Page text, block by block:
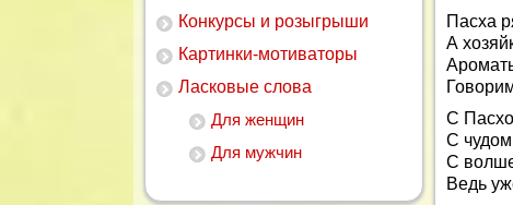
Конкурсы и розыгрыши
Картинки-мотиваторы
Ласковые слова
Для женщин
Для мужчин
Пасха
А
С
С
С
Ведь